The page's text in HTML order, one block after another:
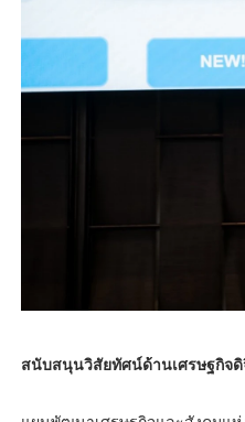
สนับสนุนวิสัยทัศน์ด้านเศรษฐกิจดิ